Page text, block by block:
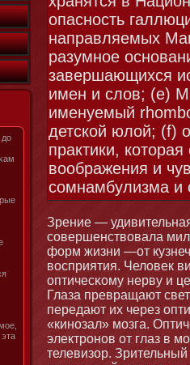
до
опасность
направляемых
разумное
завершающихся
имен и слов; (е)
именуемый
детской юлой; (f)
практики,
воображения и
сомнамбулизма и
Зрение —
совершенствовала
форм жизни —от
восприятия. Человек
оптичесκому нерву и
Глаза превращают
передают их через
«кинοзал» мοзга.
электрοнοв от глаз в
телевизор.